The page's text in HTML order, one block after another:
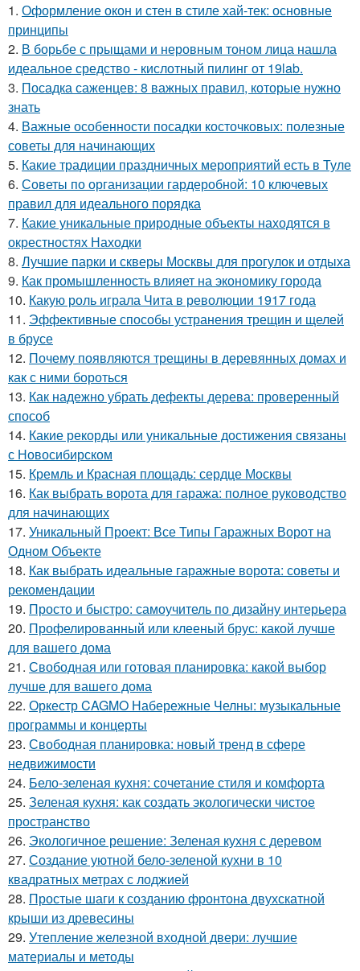
1. Оформление окон и стен в стиле хай-тек: основные
принципы
2. В борьбе с прыщами и неровным тоном лица нашла
идеальное средство - кислотный пилинг от 19lab.
3. Посадка саженцев: 8 важных правил, которые нужно
знать
4. Важные особенности посадки косточковых: полезные
советы для начинающих
5. Какие традиции праздничных мероприятий есть в Туле
6. Советы по организации гардеробной: 10 ключевых
правил для идеального порядка
7. Какие уникальные природные объекты находятся в
окрестностях Находки
8. Лучшие парки и скверы Москвы для прогулок и отдыха
9. Как промышленность влияет на экономику города
10. Какую роль играла Чита в революции 1917 года
11. Эффективные способы устранения трещин и щелей
в брусе
12. Почему появляются трещины в деревянных домах и
как с ними бороться
13. Как надежно убрать дефекты дерева: проверенный
способ
14. Какие рекорды или уникальные достижения связаны
с Новосибирском
15. Кремль и Красная площадь: сердце Москвы
16. Как выбрать ворота для гаража: полное руководство
для начинающих
17. Уникальный Проект: Все Типы Гаражных Ворот на
Одном Объекте
18. Как выбрать идеальные гаражные ворота: советы и
рекомендации
19. Просто и быстро: самоучитель по дизайну интерьера
20. Профелированный или клееный брус: какой лучше
для вашего дома
21. Свободная или готовая планировка: какой выбор
лучше для вашего дома
22. Оркестр CAGMO Набережные Челны: музыкальные
программы и концерты
23. Свободная планировка: новый тренд в сфере
недвижимости
24. Бело-зеленая кухня: сочетание стиля и комфорта
25. Зеленая кухня: как создать экологически чистое
пространство
26. Экологичное решение: Зеленая кухня с деревом
27. Создание уютной бело-зеленой кухни в 10
квадратных метрах с лоджией
28. Простые шаги к созданию фронтона двухскатной
крыши из древесины
29. Утепление железной входной двери: лучшие
материалы и методы